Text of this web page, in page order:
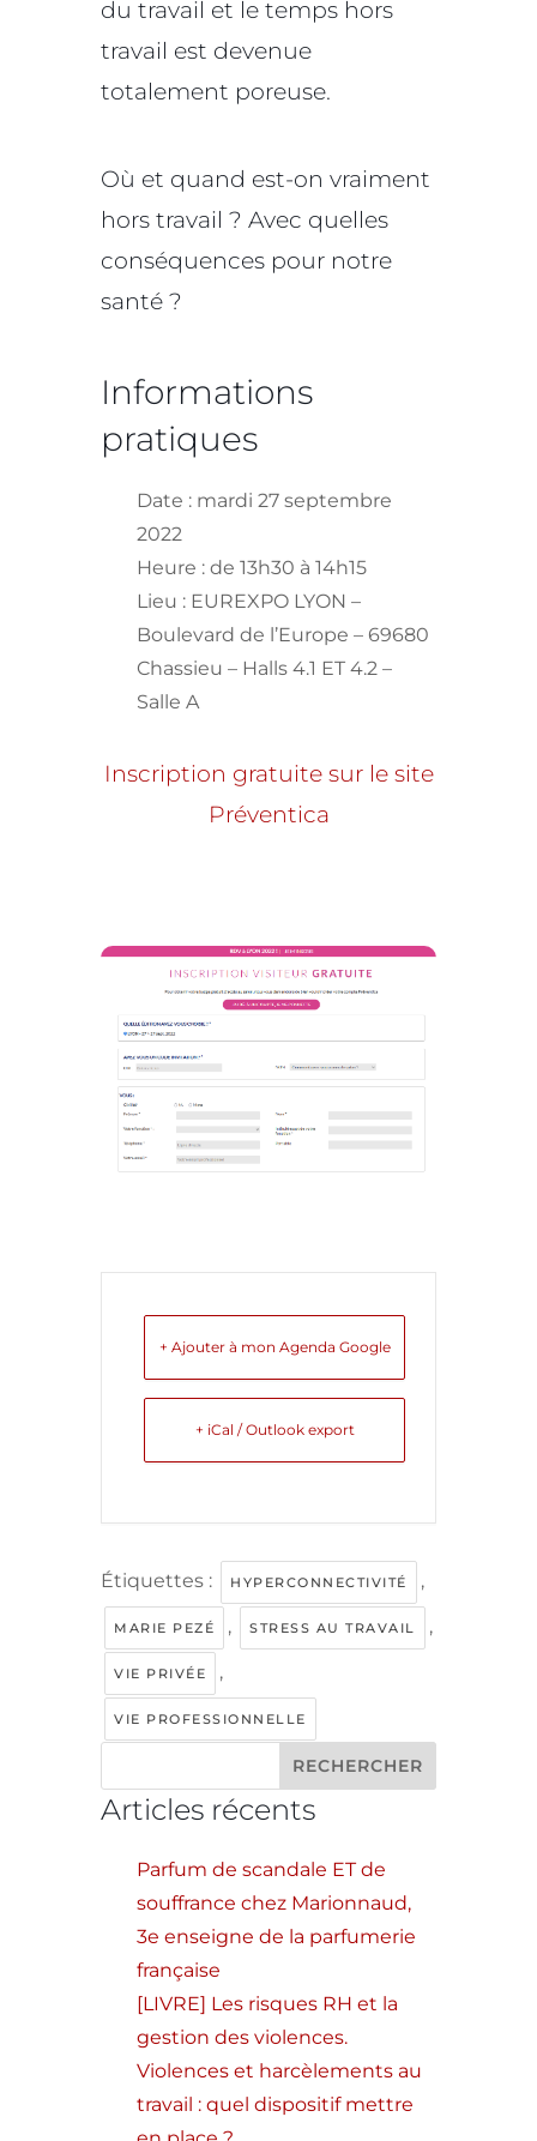
du travail et le temps hors
travail est devenue
totalement poreuse.
Où et quand est-on vraiment
hors travail ? Avec quelles
conséquences pour notre
santé ?
Informations
pratiques
Date : mardi 27 septembre
2022
Heure : de 13h30 à 14h15
Lieu : EUREXPO LYON –
Boulevard de l’Europe – 69680
Chassieu – Halls 4.1 ET 4.2 –
Salle A
Inscription gratuite sur le site
Préventica
+ Ajouter à mon Agenda Google
+ iCal / Outlook export
Étiquettes : HYPERCONNECTIVITÉ ,
MARIE PEZÉ , STRESS AU TRAVAIL ,
VIE PRIVÉE ,
VIE PROFESSIONNELLE
Articles récents
Parfum de scandale ET de
souffrance chez Marionnaud,
3e enseigne de la parfumerie
française
[LIVRE] Les risques RH et la
gestion des violences.
Violences et harcèlements au
travail : quel dispositif mettre